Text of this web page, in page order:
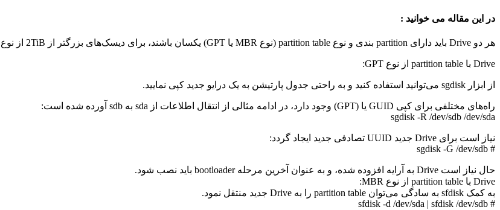
در این مقاله می خوانید :
هر دو Drive باید دارای partition بندی و نوع partition table (نوع MBR یا GPT) یکسان باشند، برای دیسک‌های بزرگتر از 2TiB از نوع GPT استفاده می‌گردد.
Drive با partition table از نوع GPT:
از ابزار sgdisk می‌توانید استفاده کنید و به راحتی جدول پارتیشن به یک درایو جدید کپی نمایید.
راه‌های مختلفی برای کپی GUID یا (GPT) وجود دارد، در ادامه مثالی از انتقال اطلاعات از sda به sdb آورده شده است:
sgdisk -R /dev/sdb /dev/sda
نیاز است برای Drive جدید UUID تصادفی جدید ایجاد گردد:
# sgdisk -G /dev/sdb
حال نیاز است Drive به آرایه افزوده شده، و به عنوان آخرین مرحله bootloader باید نصب شود.
Drive با partition table از نوع MBR:
به کمک sfdisk به سادگی می‌توان partition table را به Drive جدید منتقل نمود.
# sfdisk -d /dev/sda | sfdisk /dev/sdb